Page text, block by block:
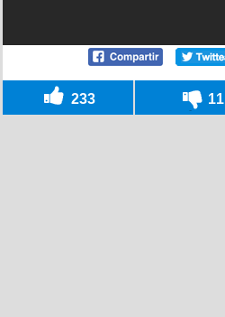
233 11